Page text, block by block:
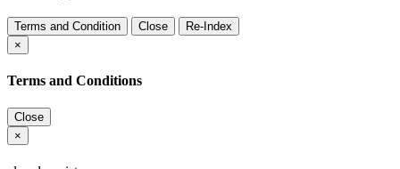
Terms and Condition Close
Re-Index
×
Terms and Conditions
Close
×